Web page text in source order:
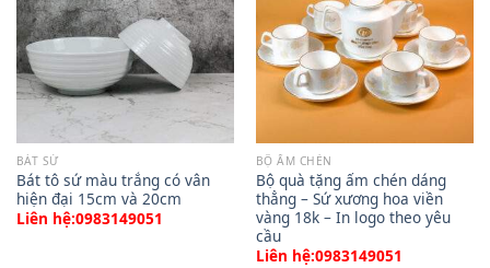
BÁT SỨ
Bát tô sứ màu trắng có vân
hiện đại 15cm và 20cm
Liên hệ:0983149051
BỘ ẤM CHÉN
Bộ quà tặng ấm chén dáng
thẳng – Sứ xương hoa viền
vàng 18k – In logo theo yêu
cầu
Liên hệ:0983149051